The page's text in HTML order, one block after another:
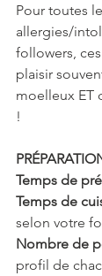
Pour toutes
allergies/
followers,
plaisir
moelleux ET
!
Temps de
Temps de
selon votre
Nombre de
profil de